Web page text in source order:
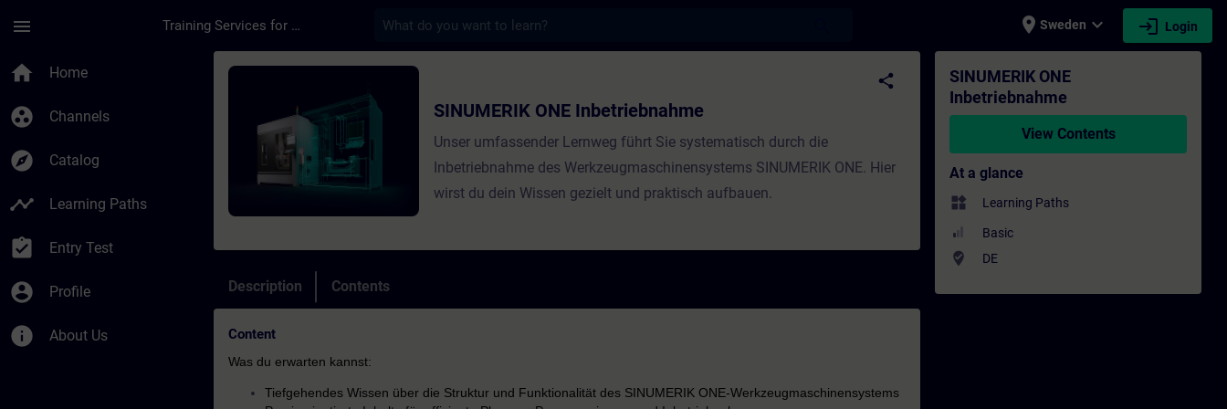
menu Training Services for Digital Industries place Sweden expand_more login Login
home Home
group_work Channels
explore Catalog
timeline Learning Paths
assignment_turned_in Entry Test
account_circle Profile
info About Us
Course - SINUMERIK ONE Inbetriebnahme - Training - Training - Professional development | SITRAIN
share
SINUMERIK ONE Inbetriebnahme
Unser umfassender Lernweg führt Sie systematisch durch die
Inbetriebnahme des Werkzeugmaschinensystems SINUMERIK ONE. Hier
wirst du dein Wissen gezielt und praktisch aufbauen.
Description Contents
Content
Was du erwarten kannst:
Tiefgehendes Wissen über die Struktur und Funktionalität des SINUMERIK ONE-Werkzeugmaschinensystems
SINUMERIK ONE
Inbetriebnahme
View Contents
At a glance
widgets Learning Paths
Basic
where_to_vote DE